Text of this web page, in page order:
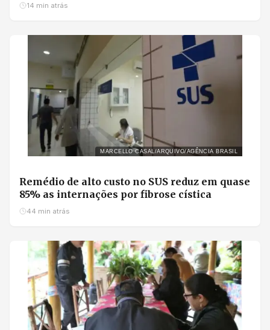
14 min atrás
MARCELLO CASAL/ARQUIVO/AGÊNCIA BRASIL
Remédio de alto custo no SUS reduz em quase
85% as internações por fibrose cística
44 min atrás